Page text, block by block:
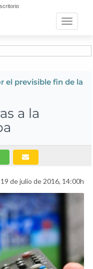
Toggle
el previsible fin de la
a la
19 de julio de 2016, 14:00h